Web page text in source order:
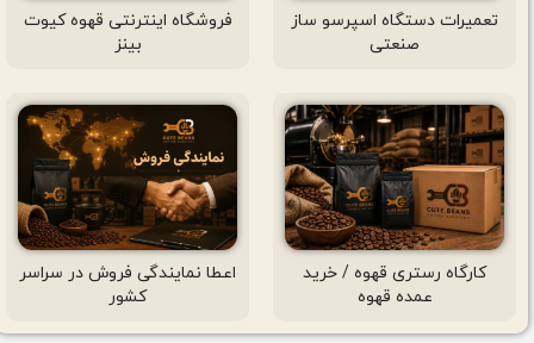
تعمیرات دستگاه اسپرسو ساز
صنعتی
فروشگاه اینترنتی قهوه کیوت
بینز
کارگاه رستری قهوه / خرید
عمده قهوه
اعطا نمایندگی فروش در سراسر
کشور